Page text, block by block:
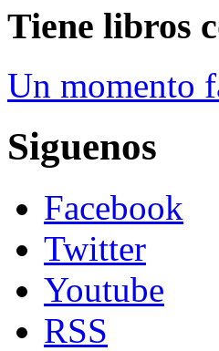
Tiene libros
Un momento
Siguenos
Facebook
Twitter
Youtube
RSS